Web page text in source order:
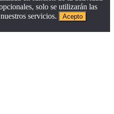
solo se utilizarán las
servicios.
Acepto